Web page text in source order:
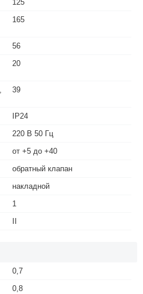
125
165
56
20
39
IP24
220 В 50 Гц
от +5 до +40
обратный клапан
накладной
1
II
0,7
0,8